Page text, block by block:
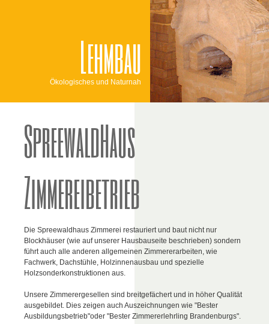
Lehmbau
Ökologisches und Naturnah
SpreewaldHaus
Zimmereibetrieb
Die Spreewaldhaus Zimmerei restauriert und baut nicht nur
Blockhäuser (wie auf unserer Hausbauseite beschrieben) sondern
führt auch alle anderen allgemeinen Zimmererarbeiten, wie
Fachwerk, Dachstühle, Holzinnenausbau und spezielle
Holzsonderkonstruktionen aus.
Unsere Zimmerergesellen sind breitgefächert und in höher Qualität
ausgebildet. Dies zeigen auch Auszeichnungen wie "Bester
Ausbildungsbetrieb"oder "Bester Zimmererlehrling Brandenburgs".